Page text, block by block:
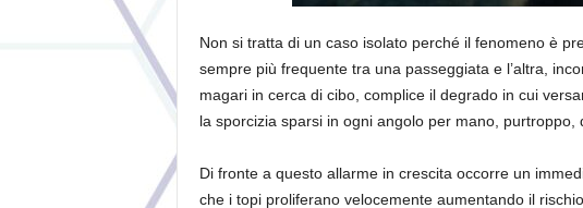
Non si tratta di un caso isolato perché il fenomeno è
sempre più frequente tra una passeggiata e l’altra,
magari in cerca di cibo, complice il degrado in cui
la sporcizia sparsi in ogni angolo per mano, purtroppo,
Di fronte a questo allarme in crescita occorre un
che i topi proliferano velocemente aumentando il